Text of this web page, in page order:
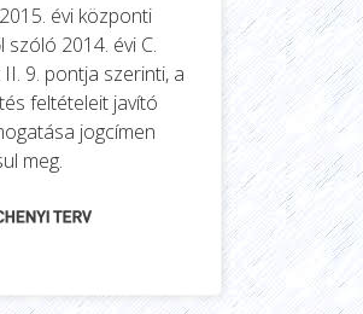
évi központi
2014. évi C.
9. pontja szerinti, a
feltételeit javító
jogcímen
meg.